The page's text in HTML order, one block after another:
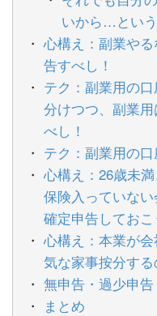
いから…とい
心構え：副業や
告すべし！
テク：副業用の
分けつつ、副業
べし！
テク：副業用の
心構え：26歳未
保険入っていな
確定申告しておこ
心構え：本業が
気な家事按分す
無申告・過少申
まとめ